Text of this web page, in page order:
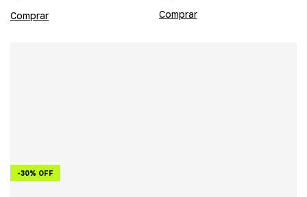
Comprar Comprar
-30% OFF